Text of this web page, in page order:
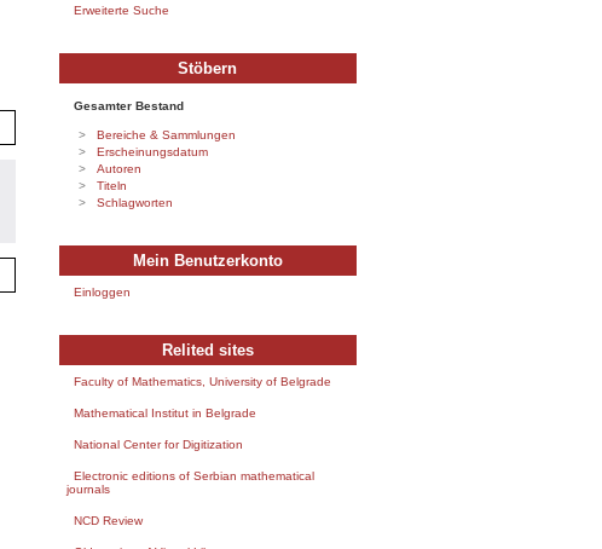
Erweiterte Suche
Stöbern
Gesamter Bestand
Bereiche & Sammlungen
Erscheinungsdatum
Autoren
Titeln
Schlagworten
Mein Benutzerkonto
Einloggen
Relited sites
Faculty of Mathematics, University of Belgrade
Mathematical Institut in Belgrade
National Center for Digitization
Electronic editions of Serbian mathematical
journals
NCD Review